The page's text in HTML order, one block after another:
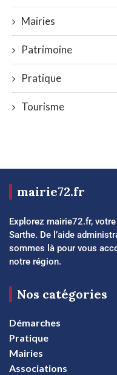
Mairies
Patrimoine
Pratique
Tourisme
mairie72.fr
Explorez mairie72.fr,
Sarthe. De l’aide
sommes là pour vous
notre région.
Nos catégories
Démarches
Pratique
Mairies
Associations